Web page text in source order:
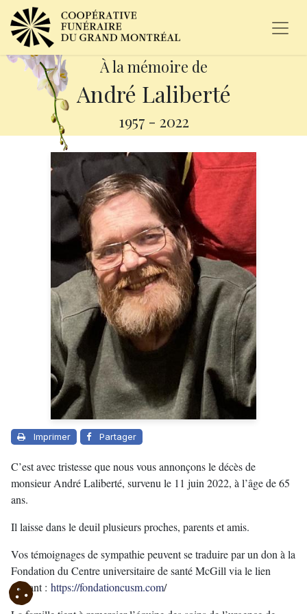
À la mémoire de
André Laliberté
1957 - 2022
Imprimer Partager
C’est avec tristesse que nous vous annonçons le décès de
monsieur André Laliberté, survenu le 11 juin 2022, à l’âge de 65
ans.
Il laisse dans le deuil plusieurs proches, parents et amis.
Vos témoignages de sympathie peuvent se traduire par un don à la
Fondation du Centre universitaire de santé McGill via le lien
suivant : https://fondationcusm.com/